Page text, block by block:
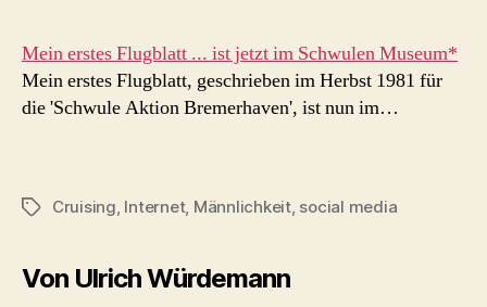
Mein erstes Flugblatt ... ist jetzt im Schwulen Museum*
Mein erstes Flugblatt, geschrieben im Herbst 1981 für
die 'Schwule Aktion Bremerhaven', ist nun im…
Schlagwörter
Cruising, Internet, Männlichkeit, social media
Von Ulrich Würdemann